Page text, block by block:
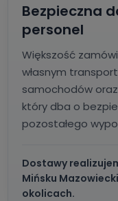
Bezpieczna
personel
Większość
własnym
samochodów
który dba o
pozostałego
Dostawy
Mińsku
okolicach.